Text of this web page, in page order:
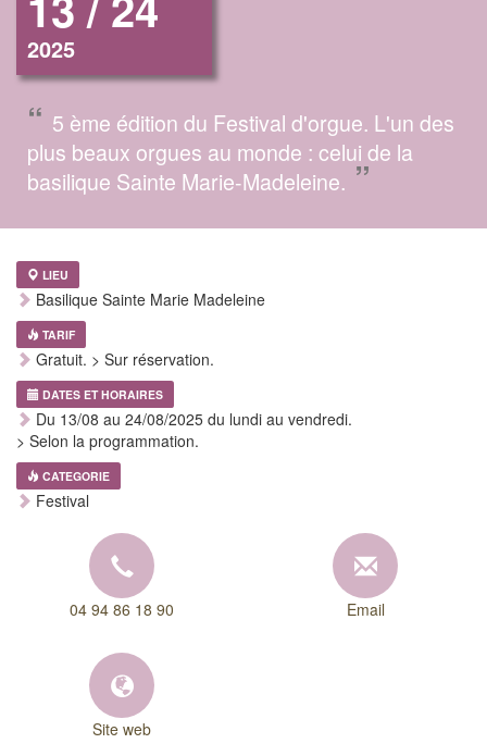
2025
“ 5 ème édition du Festival d'orgue. L'un des
plus beaux orgues au monde : celui de la
basilique Sainte Marie-Madeleine. ”
LIEU
Basilique Sainte Marie Madeleine
TARIF
Gratuit. > Sur réservation.
DATES ET HORAIRES
Du 13/08 au 24/08/2025 du lundi au vendredi.
> Selon la programmation.
CATEGORIE
Festival
04 94 86 18 90 Email
Site web